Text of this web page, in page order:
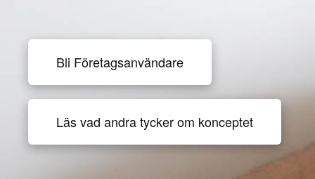
Bli Företagsanvändare
Läs vad andra tycker om konceptet